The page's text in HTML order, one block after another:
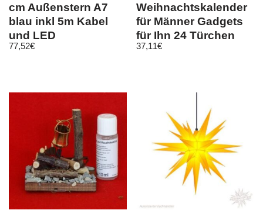
cm Außenstern A7
blau inkl 5m Kabel
und LED
77,52€
Weihnachtskalender
für Männer Gadgets
für Ihn 24 Türchen
9230
37,11€